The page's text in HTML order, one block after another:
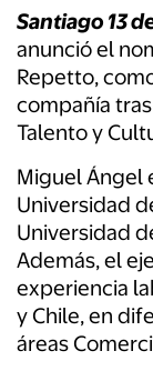
Santiago 13
anunció el
Repetto,
compañía
Talento y
Miguel Ángel
Universidad
Universidad
Además, el
experiencia
y Chile, en
áreas